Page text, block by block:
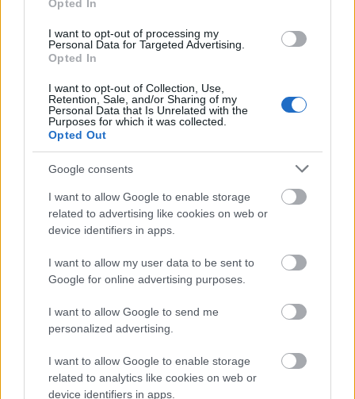
Opted In
I want to opt-out of processing my
Personal Data for Targeted Advertising.
Opted In
I want to opt-out of Collection, Use,
Retention, Sale, and/or Sharing of my
Personal Data that Is Unrelated with the
Purposes for which it was collected.
Opted Out
Google consents
I want to allow Google to enable storage
related to advertising like cookies on web or
device identifiers in apps.
I want to allow my user data to be sent to
Google for online advertising purposes.
I want to allow Google to send me
personalized advertising.
I want to allow Google to enable storage
related to analytics like cookies on web or
device identifiers in apps.
Δημοφιλείς Ειδήσεις
Ανοικτές 1.779 θέσεις εργασίας στο
Δημόσιο (χωρίς πτυχίο)
κανονισμός για δόκιμους – Τι αλλάζει
σε διαμονή, σίτιση και πρακτική
εκπαίδευση
ΥΠΕΣ: Προγραμματισμός προσλήψεων